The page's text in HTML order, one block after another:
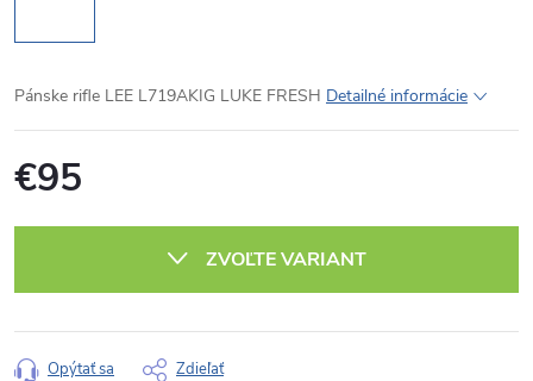
Pánske rifle LEE L719AKIG LUKE FRESH Detailné informácie
€95
ZVOĽTE VARIANT
Opýtať sa Zdieľať